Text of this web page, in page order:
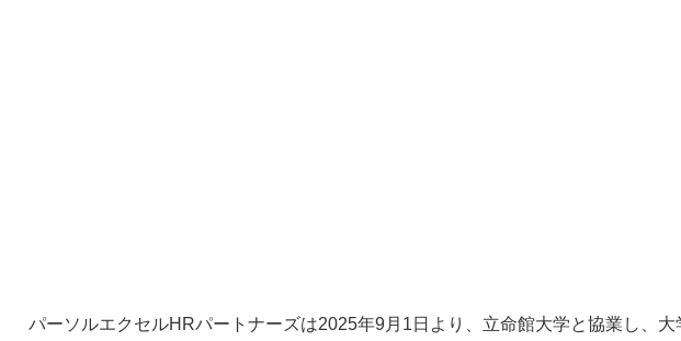
パーソルエクセルHRパートナーズは2025年9月1日より、立命館大学と協業し、大